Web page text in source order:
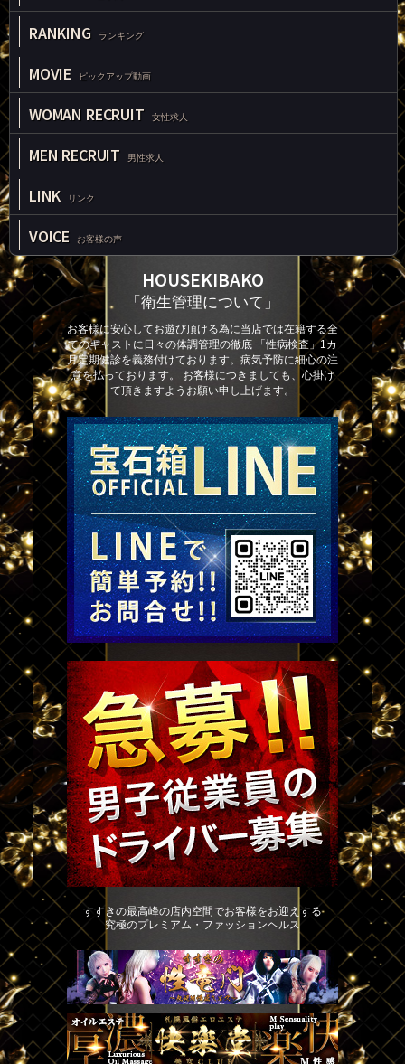
RANKING ランキング
MOVIE ピックアップ動画
WOMAN RECRUIT 女性求人
MEN RECRUIT 男性求人
LINK リンク
VOICE お客様の声
HOUSEKIBAKO
「衛生管理について」
お客様に安心してお遊び頂ける為に当店では在籍する全
てのキャストに日々の体調管理の徹底 「性病検査」1カ
月定期健診を義務付けております。病気予防に細心の注
意を払っております。 お客様につきましても、心掛け
て頂きますようお願い申し上げます。
すすきの最高峰の店内空間でお客様をお迎えする
究極のプレミアム・ファッションヘルス